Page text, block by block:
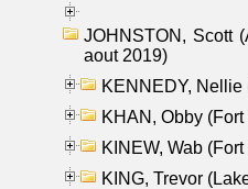
JOHNSTON, Scott
aout 2019)
KENNEDY,
KHAN, Obby (Fort
KINEW, Wab
KING, Trevor